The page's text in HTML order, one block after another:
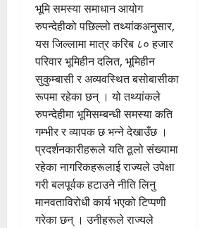
भूमि समस्या समाधान आयोग
रुपन्देहीको पछिल्लो तथ्यांकअनुसार,
यस जिल्लामा मात्र करिब ८० हजार
परिवार भूमिहीन दलित, भूमिहीन
सुकुम्बासी र अव्यवस्थित बसोबासीका
रूपमा रहेका छन् । यो तथ्यांकले
रुपन्देहीमा भूमिसम्बन्धी समस्या कति
गम्भीर र व्यापक छ भन्ने देखाउँछ ।
प्रदर्शनकारीहरूले यति ठूलो संख्यामा
रहेका नागरिकहरूलाई राज्यले उपेक्षा
गरी बलपूर्वक हटाउने नीति लिनु
मानवताविरोधी कार्य भएको टिप्पणी
गरेका छन् । उनीहरूले राज्यले